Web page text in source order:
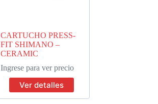
CARTUCHO PRESS-
FIT SHIMANO –
CERAMIC
Ingrese para ver precio
Ver detalles